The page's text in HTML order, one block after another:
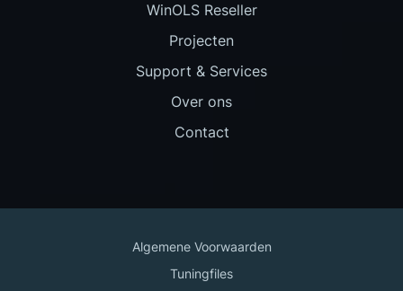
WinOLS Reseller
Projecten
Support & Services
Over ons
Contact
Algemene Voorwaarden
Tuningfiles